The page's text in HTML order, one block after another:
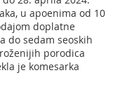
u apoenima od 10
doplatne
do sedam seoskih
porodica
je komesarka